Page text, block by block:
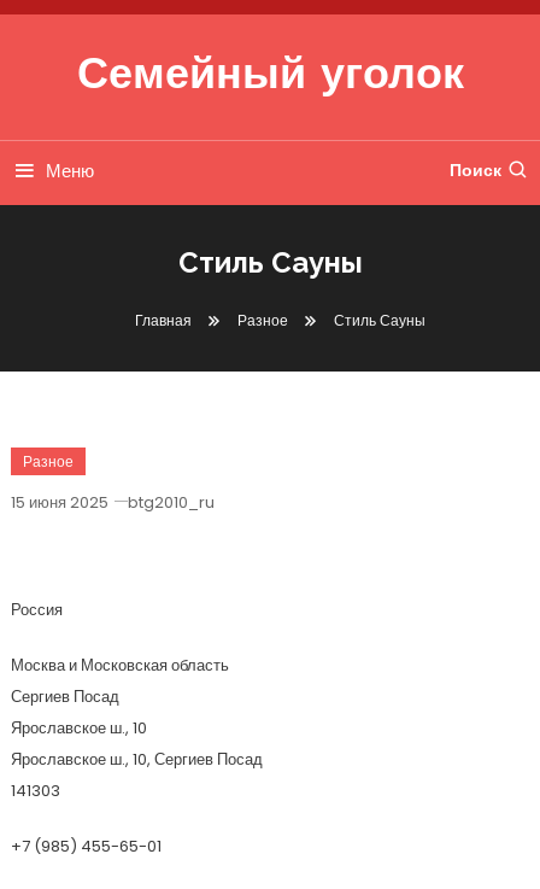
Перейти к содержимому
Семейный уголок
Меню Поиск
Стиль Сауны
Главная Разное Стиль Сауны
Разное
15 июня 2025 btg2010_ru
Россия
Москва и Московская область
Сергиев Посад
Ярославское ш., 10
Ярославское ш., 10, Сергиев Посад
141303
+7 (985) 455-65-01